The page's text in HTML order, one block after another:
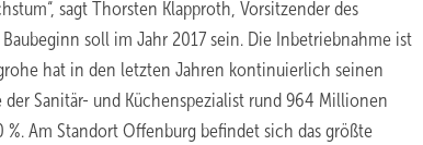
sagt Thorsten Klapproth, Vorsitzender des
Baubeginn soll im Jahr 2017 sein. Die Inbetriebnahme ist
hat in den letzten Jahren kontinuierlich seinen
Sanitär- und Küchenspezialist rund 964 Millionen
%. Am Standort Offenburg befindet sich das größte